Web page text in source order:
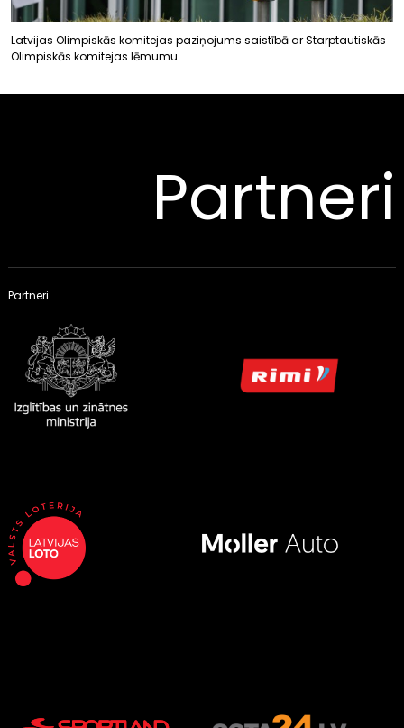
Latvijas Olimpiskās komitejas paziņojums saistībā ar Starptautiskās
Olimpiskās komitejas lēmumu
Partneri
Partneri